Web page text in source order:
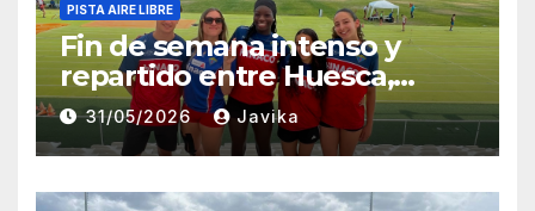
PISTA AIRE LIBRE
Fin de semana intenso y
repartido entre Huesca,
Zaragoza y Madrid para el
Club Atletismo Fraga
31/05/2026 Javika